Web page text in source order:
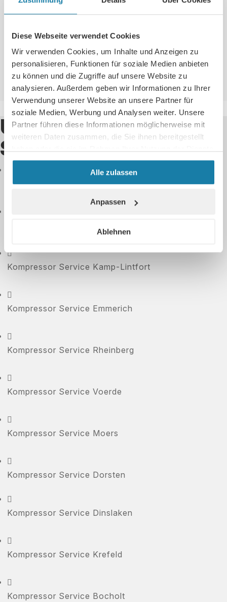
Diese Webseite verwendet Cookies
Wir verwenden Cookies, um Inhalte und Anzeigen zu
personalisieren, Funktionen für soziale Medien anbieten
zu können und die Zugriffe auf unsere Website zu
analysieren. Außerdem geben wir Informationen zu Ihrer
Verwendung unserer Website an unsere Partner für
soziale Medien, Werbung und Analysen weiter. Unsere
Partner führen diese Informationen möglicherweise mit
weiteren Daten zusammen, die Sie ihnen bereitgestellt
gesammelt haben.
Alle zulassen
Anpassen
Ablehnen
Ansehen
Neuvorstellung
EINE NEUE GENERATION DER
DRUCKLUFTTECHNIK
Ansehen
Weitere Beiträge →
UNSERE
SERVICE-GEBIETE
Kompressor Service Kleve

Kompressor Service Kamp-Lintfort

Kompressor Service Emmerich

Kompressor Service Rheinberg

Kompressor Service Voerde

Kompressor Service Moers

Kompressor Service Dorsten

Kompressor Service Dinslaken

Kompressor Service Krefeld

Kompressor Service Bocholt